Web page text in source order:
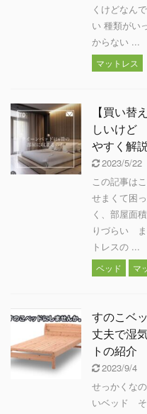
くけどなん
い 種類がい
からない ...
マットレス
【買い替
しいけど
やすく解
2023/5/22
この記事は
せまくて困
く、部屋面
りづらい ま
トレスの ...
ベッド マ
すのこベ
丈夫で湿
トの紹介
2023/9/4
せっかくな
いベッド そ